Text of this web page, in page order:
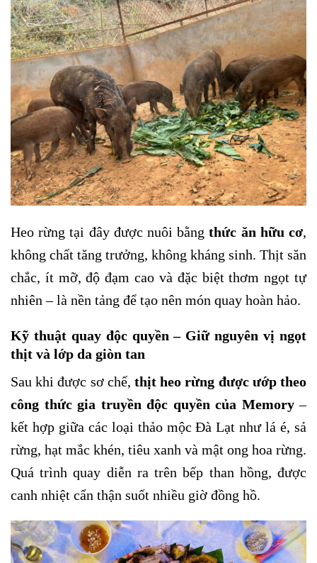
Heo rừng tại đây được nuôi bằngthức ăn hữu cơ,
không chất tăng trưởng, không kháng sinh. Thịt săn
chắc, ít mỡ, độ đạm cao và đặc biệt thơm ngọt tự
nhiên – là nền tảng để tạo nên món quay hoàn hảo.
Kỹ thuật quay độc quyền – Giữ nguyên vị ngọt
thịt và lớp da giòn tan
Sau khi được sơ chế, thịt heo rừng được ướp theo
công thức gia truyền độc quyền của Memory–
kết hợp giữa các loại thảo mộc Đà Lạt như lá é, sả
rừng, hạt mắc khén, tiêu xanh và mật ong hoa rừng.
Quá trình quay diễn ra trên bếp than hồng, được
canh nhiệt cẩn thận suốt nhiều giờ đồng hồ.